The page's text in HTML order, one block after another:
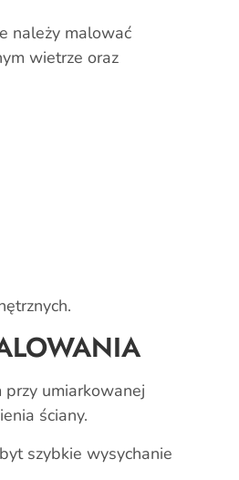
należy malować
wietrze oraz
umiarkowanej
ściany.
szybkie wysychanie